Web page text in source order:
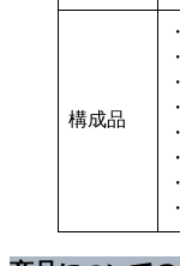
構成品